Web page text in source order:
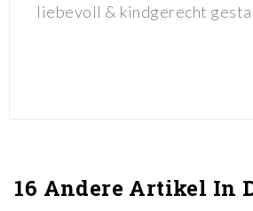
liebevoll & kindgerecht
16 Andere Artikel In